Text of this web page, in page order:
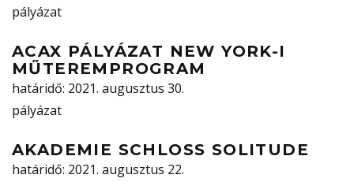
pályázat
ACAX PÁLYÁZAT NEW YORK-I
MŰTEREMPROGRAM
határidő: 2021. augusztus 30.
pályázat
AKADEMIE SCHLOSS SOLITUDE
határidő: 2021. augusztus 22.